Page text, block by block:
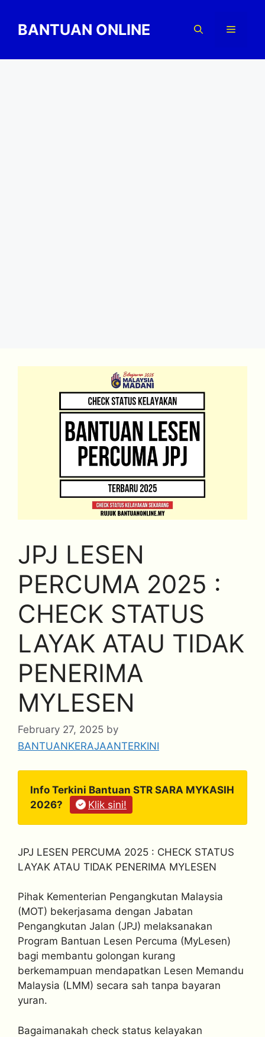
contentBANTUAN ONLINE Menu
JPJ LESEN
PERCUMA 2025 :
CHECK STATUS
LAYAK ATAU TIDAK
PENERIMA
MYLESEN
February 27, 2025 by
BANTUANKERAJAANTERKINI
Info Terkini Bantuan STR SARA MYKASIH
2026?
Klik sini!
JPJ LESEN PERCUMA 2025 : CHECK STATUS
LAYAK ATAU TIDAK PENERIMA MYLESEN
Pihak Kementerian Pengangkutan Malaysia
(MOT) bekerjasama dengan Jabatan
Pengangkutan Jalan (JPJ) melaksanakan
Program Bantuan Lesen Percuma (MyLesen)
bagi membantu golongan kurang
berkemampuan mendapatkan Lesen Memandu
Malaysia (LMM) secara sah tanpa bayaran
yuran.
Bagaimanakah check status kelayakan